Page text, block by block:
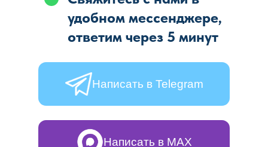
Написать в MAX
Написать в Telegram
удобном мессенджере,
ответим через 5 минут